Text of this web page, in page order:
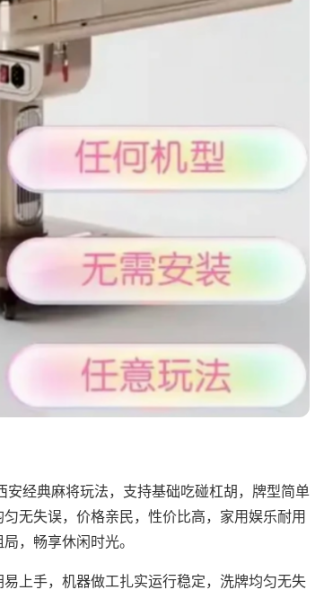
安经典麻将玩法，支持基础吃碰杠胡，牌型简单
无失误，价格亲民，性价比高，家用娱乐耐用
，畅享休闲时光。
上手，机器做工扎实运行稳定，洗牌均匀无失